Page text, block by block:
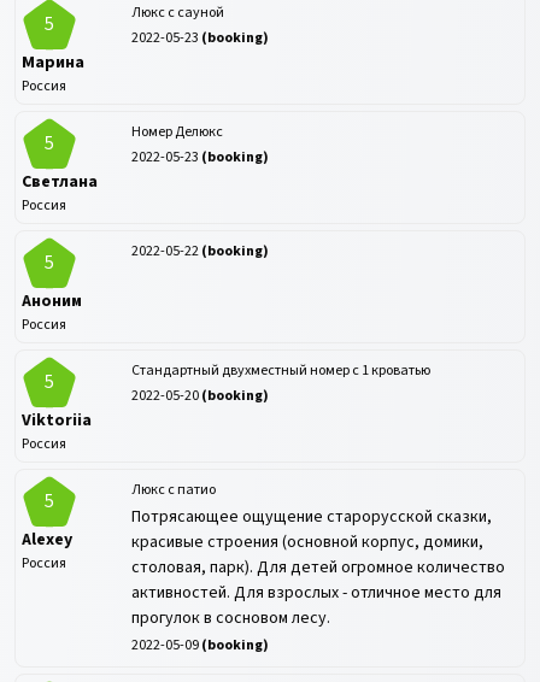
5
Марина
Россия
Люкс с сауной
2022-05-23 (booking)
5
Светлана
Россия
Номер Делюкс
2022-05-23 (booking)
5
Аноним
Россия
2022-05-22(booking)
5
Viktoriia
Россия
Стандартный двухместный номер с 1 кроватью
2022-05-20(booking)
5
Alexey
Россия
Люкс с патио
Потрясающее ощущение старорусской сказки,
красивые строения (основной корпус, домики,
столовая, парк). Для детей огромное количество
активностей. Для взрослых - отличное место для
прогулок в сосновом лесу.
2022-05-09(booking)